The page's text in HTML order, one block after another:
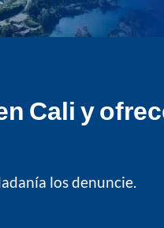
Cali y
los denuncie.